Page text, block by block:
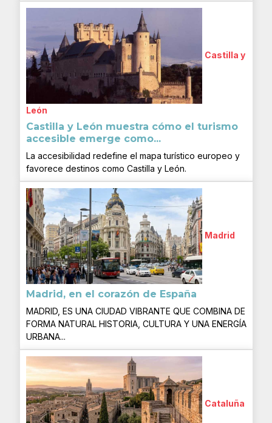
Castilla y
León
Castilla y León muestra cómo el turismo
accesible emerge como...
La accesibilidad redefine el mapa turístico europeo y
favorece destinos como Castilla y León.
Madrid
Madrid, en el corazón de España
MADRID, ES UNA CIUDAD VIBRANTE QUE COMBINA DE
FORMA NATURAL HISTORIA, CULTURA Y UNA ENERGÍA
URBANA...
Cataluña